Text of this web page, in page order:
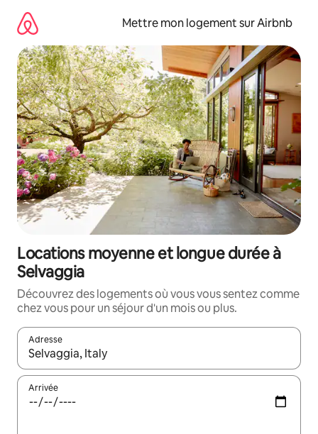
directement
contenu
Mettre mon logement sur Airbnb
Locations moyenne et longue durée à
Selvaggia
Découvrez des logements où vous vous sentez comme
chez vous pour un séjour d'un mois ou plus.
Adresse
Lorsque les résultats s'affichent, utilisez les flèches vers le
Arrivée